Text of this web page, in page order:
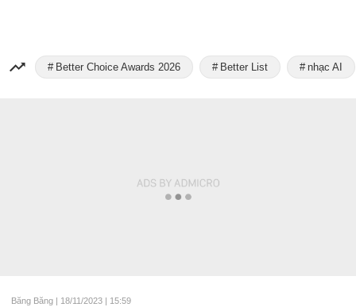
Better Choice Awards 2026 Better List nhạc AI
Băng Băng | 18/11/2023 | 15:59